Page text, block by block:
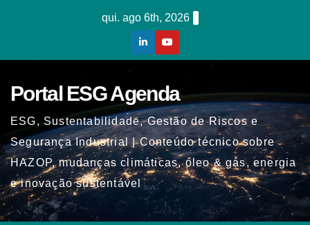
qui. ago 6th, 2026
Portal ESG Agenda
ESG, Sustentabilidade, Gestão de Riscos e
Segurança Industrial | Conteúdo técnico sobre
HAZOP, mudanças climáticas, óleo & gás, energia
e inovação sustentável